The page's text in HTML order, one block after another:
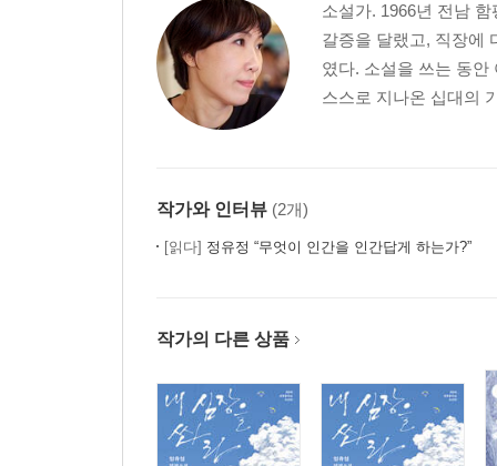
소설가. 1966년 전남
갈증을 달랬고, 직장에
였다. 소설을 쓰는 동안
스스로 지나온 십대의
작가와 인터뷰 (2개)
[읽다] 정유정 “무엇이 인간을 인간답게 하는가?”
작가의 다른 상품